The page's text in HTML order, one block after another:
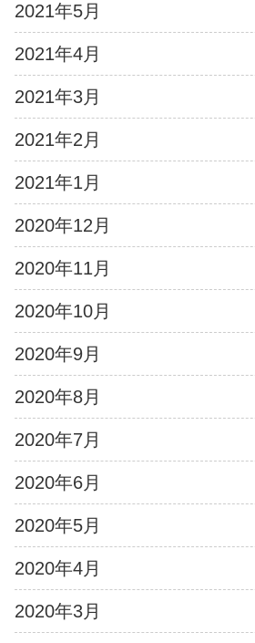
2021年5月
2021年4月
2021年3月
2021年2月
2021年1月
2020年12月
2020年11月
2020年10月
2020年9月
2020年8月
2020年7月
2020年6月
2020年5月
2020年4月
2020年3月